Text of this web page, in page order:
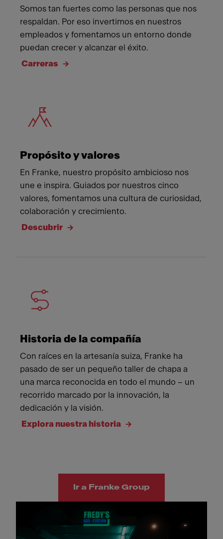
Somos tan fuertes como las personas que nos
respaldan. Por eso invertimos en nuestros
empleados y fomentamos un entorno donde
puedan crecer y alcanzar el éxito.
Carreras
Propósito y valores
En Franke, nuestro propósito ambicioso nos
une e inspira. Guiados por nuestros cinco
valores, fomentamos una cultura de curiosidad,
colaboración y crecimiento.
Descubrir
Historia de la compañía
Con raíces en la artesanía suiza, Franke ha
pasado de ser un pequeño taller de chapa a
una marca reconocida en todo el mundo – un
recorrido marcado por la innovación, la
dedicación y la visión.
Explora nuestra historia
Ir a Franke Group